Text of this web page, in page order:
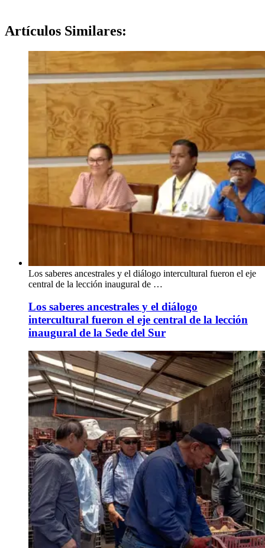
Artículos Similares:
Los saberes ancestrales y el diálogo intercultural fueron el eje
central de la lección inaugural de …
Los saberes ancestrales y el diálogo
intercultural fueron el eje central de la lección
inaugural de la Sede del Sur